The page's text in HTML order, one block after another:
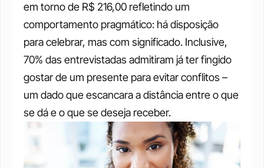
em torno de R$ 216,00 refletindo um
comportamento pragmático: há disposição
para celebrar, mas com significado. Inclusive,
70% das entrevistadas admitiram já ter fingido
gostar de um presente para evitar conflitos –
um dado que escancara a distância entre o que
se dá e o que se deseja receber.